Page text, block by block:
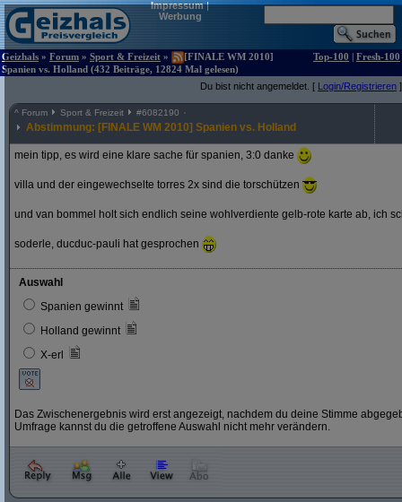
Impressum|
Werbung
Geizhals » Forum » Sport & Freizeit »
[FINALE WM 2010]
Spanien vs. Holland (432 Beiträge, 12824 Mal gelesen)
Top-100 | Fresh-100
Du bist nicht angemeldet. [ Login/Registrieren ]
^ Forum Sport & Freizeit #6082190
Abstimmung: [FINALE WM 2010] Spanien vs. Holland
mein tipp, es wird eine klare sache für spanien, 3:0 danke
villa und der eingewechselte torres 2x sind die torschützen
und van bommel holt sich endlich seine wohlverdiente gelb-rote karte ab, ich
soderle, ducduc-pauli hat gesprochen
Auswahl
Spanien gewinnt
Holland gewinnt
X-erl
Das Zwischenergebnis wird erst angezeigt, nachdem du deine Stimme
Umfrage kannst du die getroffene Auswahl nicht mehr verändern.